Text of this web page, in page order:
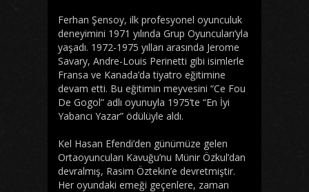
Ferhan Şensoy, ilk profesyonel oyunculuk
deneyimini 1971 yılında Grup Oyuncuları’yla
yaşadı. 1972-1975 yılları arasında Jerome
Savary, Andre-Louis Perinetti gibi isimlerle
Fransa ve Kanada’da tiyatro eğitimine
devam etti. Bu eğitimin meyvesini “Ce Fou
De Gogol” adlı oyunuyla 1975’te “En İyi
Yabancı Yazar” ödülüyle aldı.
Kel Hasan Efendi’den günümüze gelen
Ortaoyuncuları Kavuğu’nu Münir Özkul’dan
devralmış, Rasim Öztekin’e devretmiştir.
Her oyundaki emeği geçenlere, zaman